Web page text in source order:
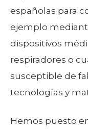
españolas para
ejemplo
dispositivos
respiradores o
susceptible de
tecnologías y
Hemos puesto